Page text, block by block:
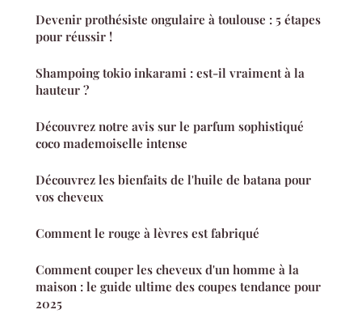
Devenir prothésiste ongulaire à toulouse : 5 étapes
pour réussir !
Shampoing tokio inkarami : est-il vraiment à la
hauteur ?
Découvrez notre avis sur le parfum sophistiqué
coco mademoiselle intense
Découvrez les bienfaits de l'huile de batana pour
vos cheveux
Comment le rouge à lèvres est fabriqué
Comment couper les cheveux d'un homme à la
maison : le guide ultime des coupes tendance pour
2025